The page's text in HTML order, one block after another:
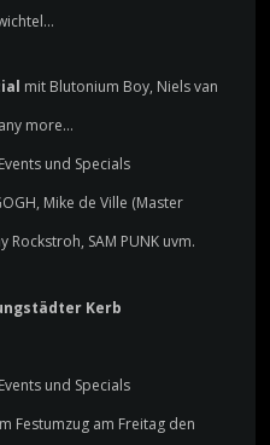
mit Blutonium Boy, Niels van
more…
und Specials
Mike de Ville (Master
Rockstroh, SAM PUNK uvm.
Kerb
und Specials
Festumzug am Freitag den